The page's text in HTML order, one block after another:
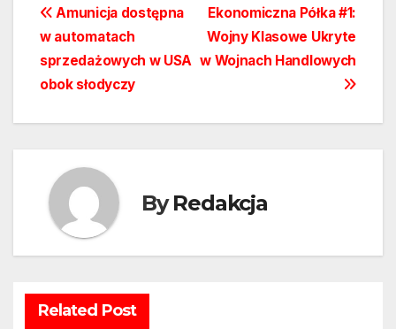
Nawigacja
wpisu
Ekonomiczna Półka #1:
Wojny Klasowe Ukryte
w Wojnach Handlowych
Amunicja dostępna
w automatach
sprzedażowych w USA
obok słodyczy
ByRedakcja
Related Post